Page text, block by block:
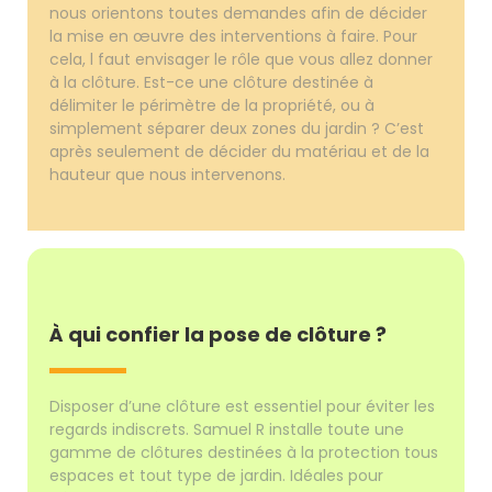
nous orientons toutes demandes afin de décider
la mise en œuvre des interventions à faire. Pour
cela, l faut envisager le rôle que vous allez donner
à la clôture. Est-ce une clôture destinée à
délimiter le périmètre de la propriété, ou à
simplement séparer deux zones du jardin ? C’est
après seulement de décider du matériau et de la
hauteur que nous intervenons.
À qui confier la pose de clôture ?
Disposer d’une clôture est essentiel pour éviter les
regards indiscrets. Samuel R installe toute une
gamme de clôtures destinées à la protection tous
espaces et tout type de jardin. Idéales pour